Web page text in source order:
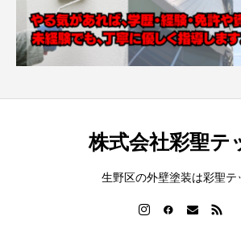
株式会社彩聖テ
生野区の外壁塗装は彩聖テ